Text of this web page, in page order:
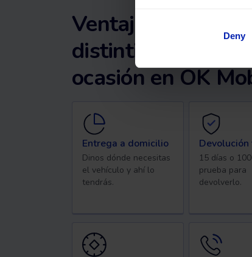
Deny
Ventajas de
distintivo
ocasión en OK
Entrega a domicilio
Dinos dónde necesitas
el vehículo y ahí lo
tendrás.
15 días o
prueba para
devolverlo.